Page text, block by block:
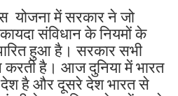
योजना में सरकार ने जो
संविधान के नियमों के
हुआ है। सरकार सभी
है। आज दुनिया में भारत
है और दूसरे देश भारत से